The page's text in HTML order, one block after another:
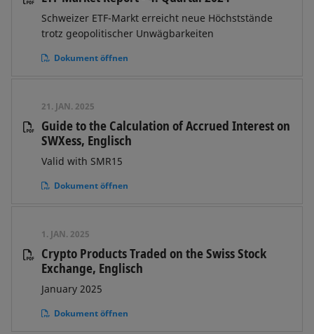
Schweizer ETF-Markt erreicht neue Höchststände
trotz geopolitischer Unwägbarkeiten
Dokument öffnen
21. JAN. 2025
Guide to the Calculation of Accrued Interest on
SWXess, Englisch
Valid with SMR15
Dokument öffnen
1. JAN. 2025
Crypto Products Traded on the Swiss Stock
Exchange, Englisch
January 2025
Dokument öffnen